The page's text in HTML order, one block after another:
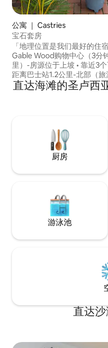
公寓 ｜ Castries
宝石套房
「地理位置是我们最好的住宿。
Gable Wood购物中心（3分
里）-房源位于上坡 • 靠近3个可爱的海滩 •
距离巴士站1.2公里-北部（旅
特里斯 • 开车8分钟（2.5公里）即可抵达国
内机场 • 开车6分钟（780米）即可抵达岛
米。 狂欢节爱好者-距离狂欢
直达海滩的圣卢西
厨房
游泳池
直达